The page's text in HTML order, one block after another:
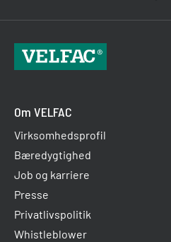
Om VELFAC
Virksomhedsprofil
Bæredygtighed
Job og karriere
Presse
Privatlivspolitik
Whistleblower